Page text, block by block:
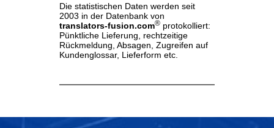
Die statistischen Daten werden seit
2003 in der Datenbank von
translators-fusion.com® protokolliert:
Pünktliche Lieferung, rechtzeitige
Rückmeldung, Absagen, Zugreifen auf
Kundenglossar, Lieferform etc.